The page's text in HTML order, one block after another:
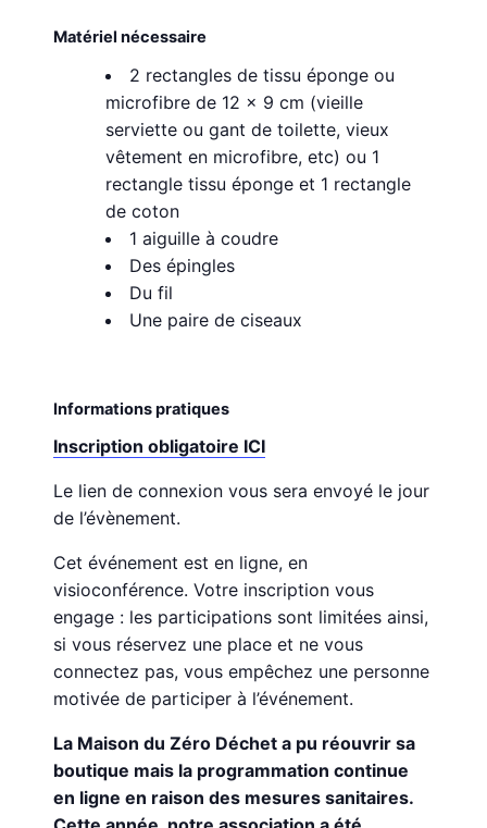
Matériel nécessaire
2 rectangles de tissu éponge ou
microfibre de 12 x 9 cm (vieille
serviette ou gant de toilette, vieux
vêtement en microfibre, etc) ou 1
rectangle tissu éponge et 1 rectangle
de coton
1 aiguille à coudre
Des épingles
Du fil
Une paire de ciseaux
Informations pratiques
Inscription obligatoire ICI
Le lien de connexion vous sera envoyé le jour
de l’évènement.
Cet événement est en ligne, en
visioconférence. Votre inscription vous
engage : les participations sont limitées ainsi,
si vous réservez une place et ne vous
connectez pas, vous empêchez une personne
motivée de participer à l’événement.
La Maison du Zéro Déchet a pu réouvrir sa
boutique mais la programmation continue
en ligne en raison des mesures sanitaires.